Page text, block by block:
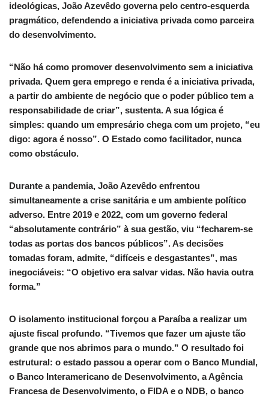
ideológicas, João Azevêdo governa pelo centro-esquerda
pragmático, defendendo a iniciativa privada como parceira
do desenvolvimento.
“Não há como promover desenvolvimento sem a iniciativa
privada. Quem gera emprego e renda é a iniciativa privada,
a partir do ambiente de negócio que o poder público tem a
responsabilidade de criar”, sustenta. A sua lógica é
simples: quando um empresário chega com um projeto, “eu
digo: agora é nosso”. O Estado como facilitador, nunca
como obstáculo.
Durante a pandemia, João Azevêdo enfrentou
simultaneamente a crise sanitária e um ambiente político
adverso. Entre 2019 e 2022, com um governo federal
“absolutamente contrário” à sua gestão, viu “fecharem-se
todas as portas dos bancos públicos”. As decisões
tomadas foram, admite, “difíceis e desgastantes”, mas
inegociáveis: “O objetivo era salvar vidas. Não havia outra
forma.”
O isolamento institucional forçou a Paraíba a realizar um
ajuste fiscal profundo. “Tivemos que fazer um ajuste tão
grande que nos abrimos para o mundo.” O resultado foi
estrutural: o estado passou a operar com o Banco Mundial,
o Banco Interamericano de Desenvolvimento, a Agência
Francesa de Desenvolvimento, o FIDA e o NDB, o banco